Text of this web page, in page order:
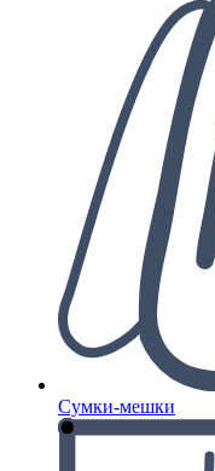
Сумки-мешки